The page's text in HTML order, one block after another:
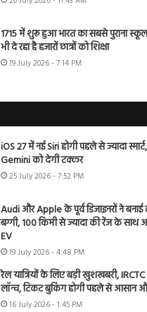
1715 में शुरू हुआ भारत का सबसे पुराना
भी दे रहा है हजारों छात्रों को शिक्षा
19 July 2026 - 7:14 PM
iOS 27 में नई Siri होगी पहले से ज्यादा
Gemini को देगी टक्कर
25 July 2026 - 7:52 PM
Audi और Apple के पूर्व डिजाइनरों ने बनाई
बग्गी, 100 किमी से ज्यादा की रेंज के
EV
19 July 2026 - 4:48 PM
रेल यात्रियों के लिए बड़ी खुशखबरी,
लॉन्च, टिकट बुकिंग होगी पहले से आसान
16 July 2026 - 1:45 PM